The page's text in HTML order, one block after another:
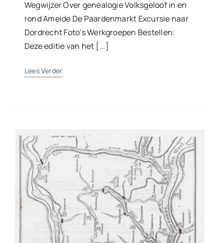
Wegwijzer Over genealogie Volksgeloof in en
rond Ameide De Paardenmarkt Excursie naar
Dordrecht Foto’s Werkgroepen Bestellen:
Deze editie van het [...]
Lees Verder